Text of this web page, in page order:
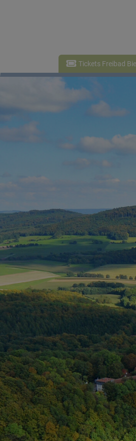
Tickets Freibad